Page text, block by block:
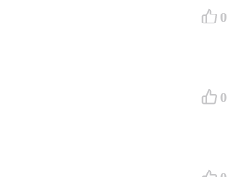
0
0